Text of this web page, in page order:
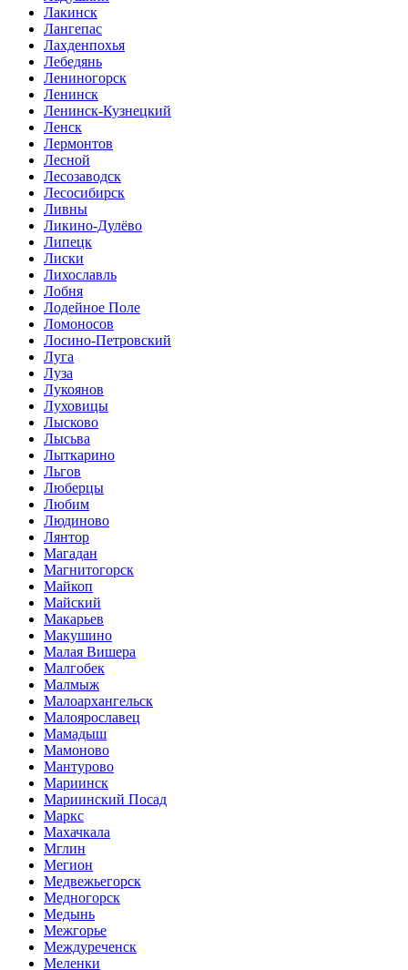
Лакинск
Лангепас
Лахденпохья
Лебедянь
Лениногорск
Ленинск
Ленинск-Кузнецкий
Ленск
Лермонтов
Лесной
Лесозаводск
Лесосибирск
Ливны
Ликино-Дулёво
Липецк
Лиски
Лихославль
Лобня
Лодейное Поле
Ломоносов
Лосино-Петровский
Луга
Луза
Лукоянов
Луховицы
Лысково
Лысьва
Лыткарино
Льгов
Люберцы
Любим
Людиново
Лянтор
Магадан
Магнитогорск
Майкоп
Майский
Макарьев
Макушино
Малая Вишера
Малгобек
Малмыж
Малоархангельск
Малоярославец
Мамадыш
Мамоново
Мантурово
Мариинск
Мариинский Посад
Маркс
Махачкала
Мглин
Мегион
Медвежьегорск
Медногорск
Медынь
Межгорье
Междуреченск
Меленки